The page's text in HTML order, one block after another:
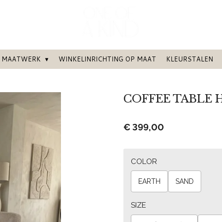
MAATWERK WINKELINRICHTING OP MAAT KLEURSTALEN
COFFEE TABLE
€ 399,00
COLOR
EARTH SAND
SIZE